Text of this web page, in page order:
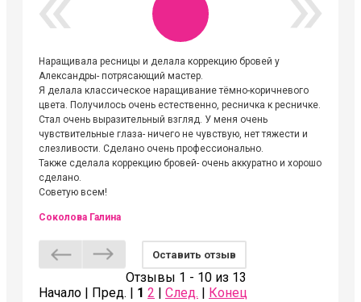
Наращивала ресницы и делала коррекцию бровей у
Александры- потрясающий мастер.
Я делала классическое наращивание тёмно-коричневого
цвета. Получилось очень естественно, ресничка к ресничке.
Стал очень выразительный взгляд. У меня очень
чувствительные глаза- ничего не чувствую, нет тяжести и
слезливости. Сделано очень профессионально.
Также сделала коррекцию бровей- очень аккуратно и хорошо
сделано.
Советую всем!
Соколова Галина
Оставить отзыв
Отзывы 1 - 10 из 13
Начало | Пред. | 1 2 След. Конец